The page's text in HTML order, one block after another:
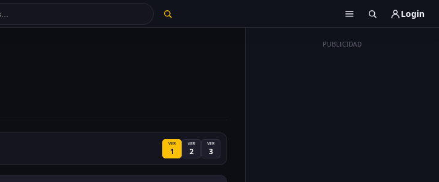
Login
PUBLICIDAD
VER
1
VER
2
VER
3